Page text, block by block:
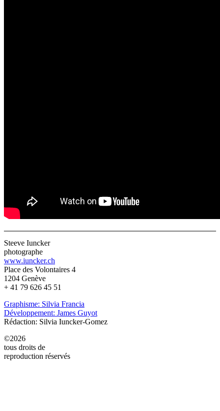
Steeve Iuncker
photographe
www.iuncker.ch
Place des Volontaires 4
1204 Genève
+ 41 79 626 45 51
Graphisme: Silvia Francia
Développement: James Guyot
Rédaction: Silvia Iuncker-Gomez
©2026
tous droits de
reproduction réservés